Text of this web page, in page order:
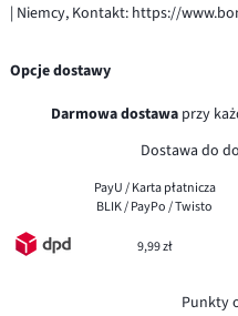
| Niemcy, Kontakt: https://
Opcje dostawy
Darmowa dostawaprzy
Dostawa do
PayU / Karta płatnicza
BLIK / PayPo / Twisto
9,99 zł
Punkty